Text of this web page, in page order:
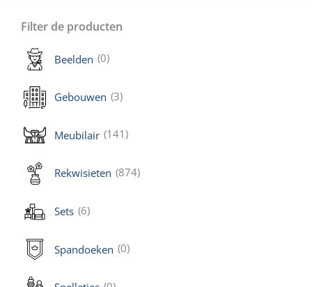
Filter de producten
Beelden (0)
Gebouwen (3)
Meubilair (141)
Rekwisieten (874)
Sets (6)
Spandoeken (0)